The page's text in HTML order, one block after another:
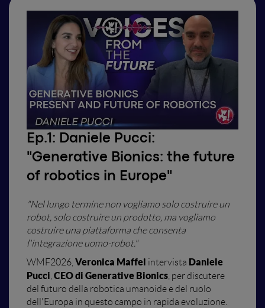
Ep.1: Daniele Pucci:
"Generative Bionics: the future
of robotics in Europe"
"Nel lungo termine non vogliamo solo costruire un
robot, solo costruire un prodotto, ma vogliamo
costruire una piattaforma che consenta
l'integrazione uomo-robot."
WMF2026, Veronica Maffei intervista Daniele
Pucci CEO di Generative Bionics , per discutere
del futuro della robotica umanoide e del ruolo
dell'Europa in questo campo in rapida evoluzione.